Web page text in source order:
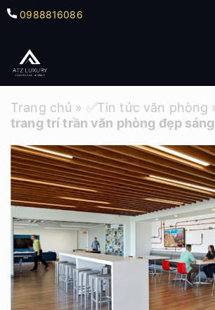
0988816086
Trang chủ » ✅Tin tức văn phòng
trang trí trần văn phòng đẹp